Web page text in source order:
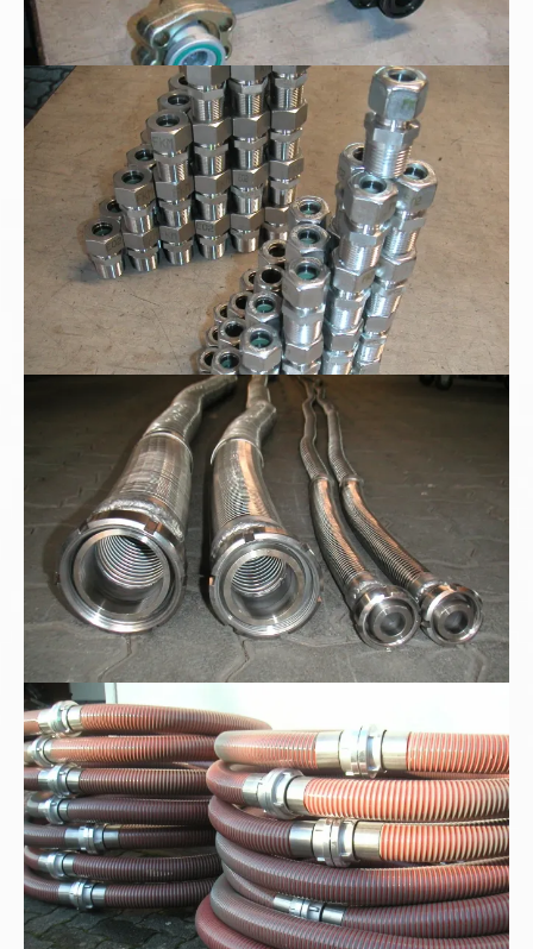
Edelstahl - Tauchrohrverschraubung
Metallschläuche mit Milchgewinde
Kunststoff-Spiralschläuche